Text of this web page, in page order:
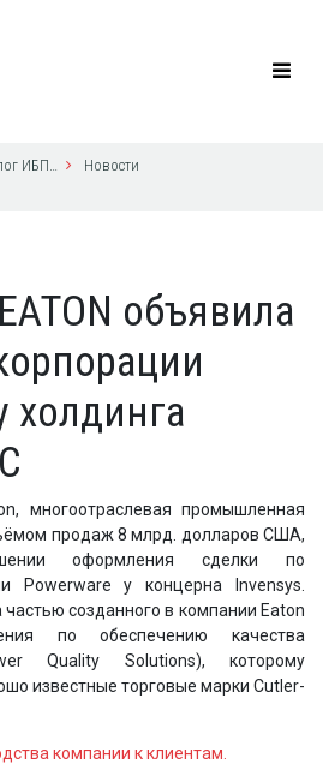
Powerware
Новости
объявила
холдинга
многоотраслевая промышленная
продаж 8 млрд. долларов США,
оформления сделки по
Powerware у концерна Invensys.
созданного в компании Eaton
по обеспечению качества
Quality Solutions), которому
известные торговые марки Cutler-
компании к клиентам.